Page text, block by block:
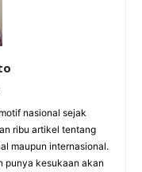
nasional sejak
ribu artikel tentang
maupun internasional.
punya kesukaan akan